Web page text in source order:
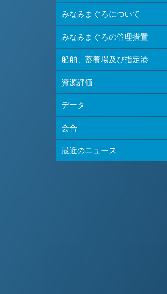
みなみまぐろについて
みなみまぐろの管理措置
船舶、蓄養場及び指定港
資源評価
データ
会合
最近のニュース